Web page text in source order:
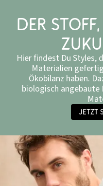
Der Stoff,
Hier findest Du Styles,
Materialien
Ökobilanz haben.
biologisch
JETZT